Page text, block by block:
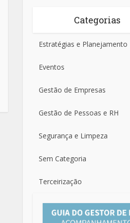
Categorias
Estratégias e Planejamento
Eventos
Gestão de Empresas
Gestão de Pessoas e RH
Segurança e Limpeza
Sem Categoria
Terceirização